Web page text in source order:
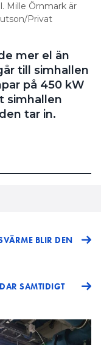
Mille Örnmark är
Privat
mer el än
till simhallen
på 450 kW
simhallen
tar in.
BLIR DEN
SAMTIDIGT